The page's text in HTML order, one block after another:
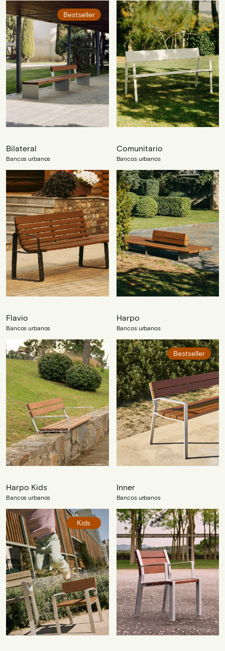
Bestseller
Bilateral
Bancos urbanos
Comunitario
Bancos urbanos
Flavio
Bancos urbanos
Harpo
Bancos urbanos
Bestseller
Harpo Kids
Bancos urbanos
Kids
Inner
Bancos urbanos